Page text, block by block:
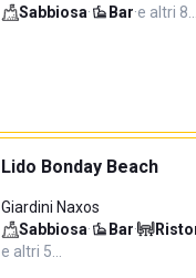
Sabbiosa· Bar·e altri 8…
Lido Bonday Beach
Giardini Naxos
Sabbiosa· Bar·
e altri 5…